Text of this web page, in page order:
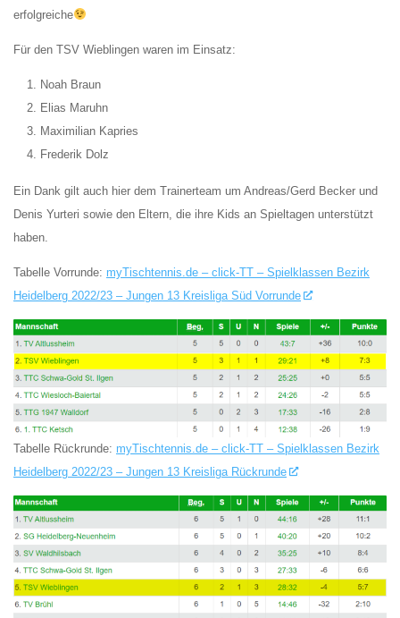
erfolgreiche
Für den TSV Wieblingen waren im Einsatz:
Noah Braun
Elias Maruhn
Maximilian Kapries
Frederik Dolz
Ein Dank gilt auch hier dem Trainerteam um Andreas/Gerd Becker und
Denis Yurteri sowie den Eltern, die ihre Kids an Spieltagen unterstützt
haben.
Tabelle Vorrunde: myTischtennis.de – click-TT – Spielklassen Bezirk
Heidelberg 2022/23 – Jungen 13 Kreisliga Süd Vorrunde
Tabelle Rückrunde: myTischtennis.de – click-TT – Spielklassen Bezirk
Heidelberg 2022/23 – Jungen 13 Kreisliga Rückrunde